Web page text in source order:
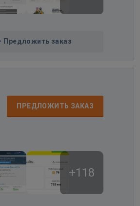
Предложить заказ
ПРЕДЛОЖИТЬ ЗАКАЗ
+118